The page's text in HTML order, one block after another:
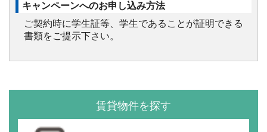
キャンペーンへのお申し込み方法
ご契約時に学生証等、学生であることが証明できる
書類をご提示下さい。
賃貸物件を探す